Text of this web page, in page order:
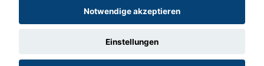
Copyright © 2026. Altmann Autoland
Notwendige akzeptieren
Einstellungen